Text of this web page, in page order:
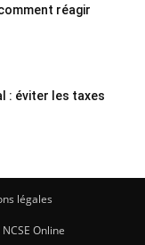
réagir
: éviter les taxes
légales
Online